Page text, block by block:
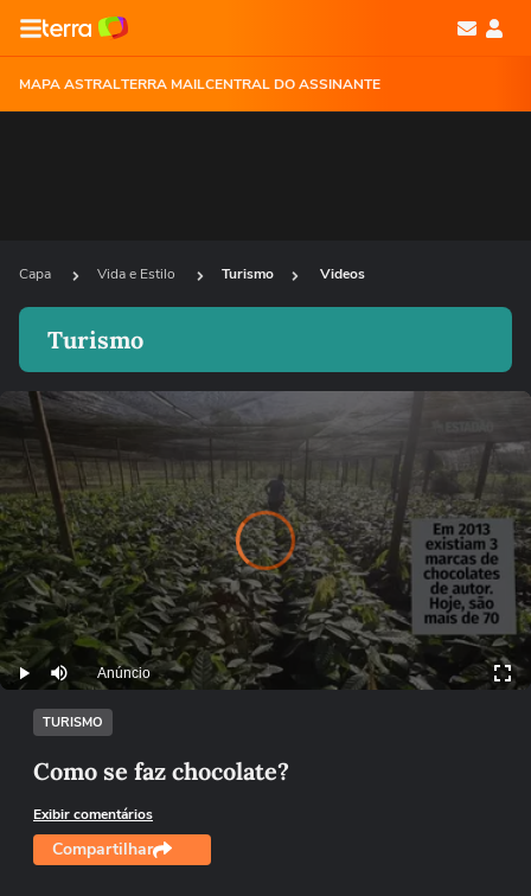
MAPA ASTRALTERRA MAILCENTRAL DO ASSINANTE
Capa Vida e Estilo Turismo Videos
Turismo
Video
Player
is
loading.
Play Mutar Anúncio
TURISMO
Como se faz chocolate?
Exibir comentários
Compartilhar